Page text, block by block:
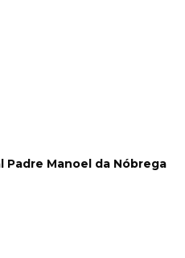
Padre Manoel da Nóbrega